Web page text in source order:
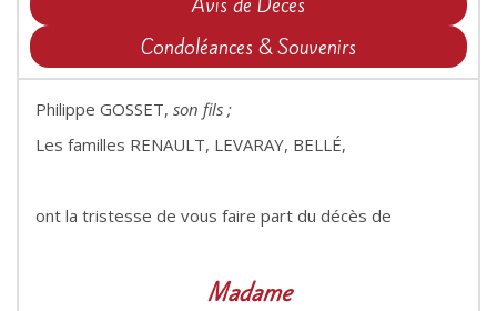
Condoléances & Souvenirs
Philippe GOSSET, son fils ;
Les familles RENAULT, LEVARAY, BELLÉ,
ont la tristesse de vous faire part du décès de
Madame